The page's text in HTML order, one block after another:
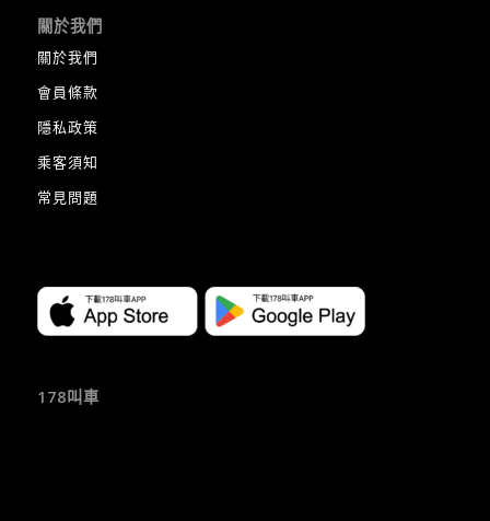
關於我們
關於我們
會員條款
隱私政策
乘客須知
常見問題
178叫車